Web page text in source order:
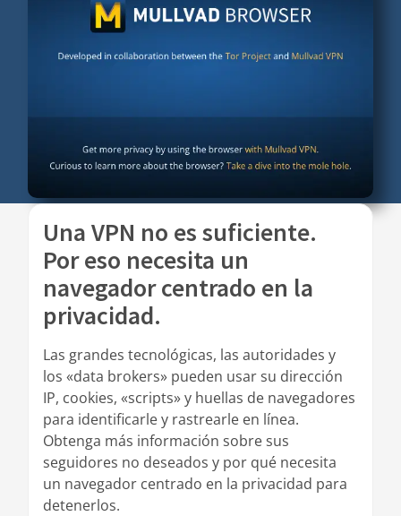
Una VPN no es suficiente.
Por eso necesita un
navegador centrado en la
privacidad.
Las grandes tecnológicas, las autoridades y
los «data brokers» pueden usar su dirección
IP, cookies, «scripts» y huellas de navegadores
para identificarle y rastrearle en línea.
Obtenga más información sobre sus
seguidores no deseados y por qué necesita
un navegador centrado en la privacidad para
detenerlos.